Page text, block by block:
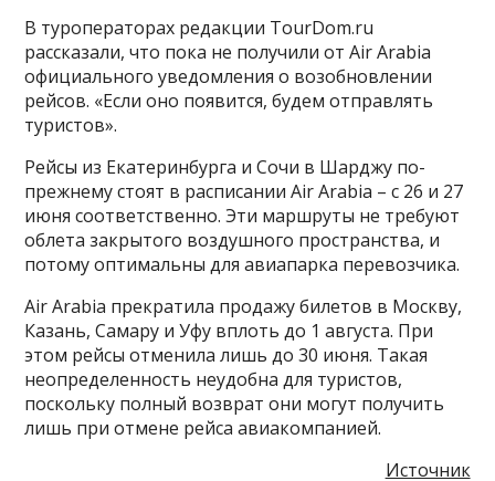
В туроператорах редакции TourDom.ru
рассказали, что пока не получили от Air Arabia
официального уведомления о возобновлении
рейсов. «Если оно появится, будем отправлять
туристов».
Рейсы из Екатеринбурга и Сочи в Шарджу по-
прежнему стоят в расписании Air Arabia – с 26 и 27
июня соответственно. Эти маршруты не требуют
облета закрытого воздушного пространства, и
потому оптимальны для авиапарка перевозчика.
Air Arabia прекратила продажу билетов в Москву,
Казань, Самару и Уфу вплоть до 1 августа. При
этом рейсы отменила лишь до 30 июня. Такая
неопределенность неудобна для туристов,
поскольку полный возврат они могут получить
лишь при отмене рейса авиакомпанией.
Источник